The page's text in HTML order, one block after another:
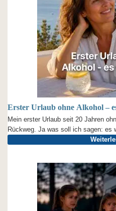
Erster Urlaub ohne Alkohol –
Mein erster Urlaub seit 20 Jahren
Rückweg. Ja was soll ich sagen: es